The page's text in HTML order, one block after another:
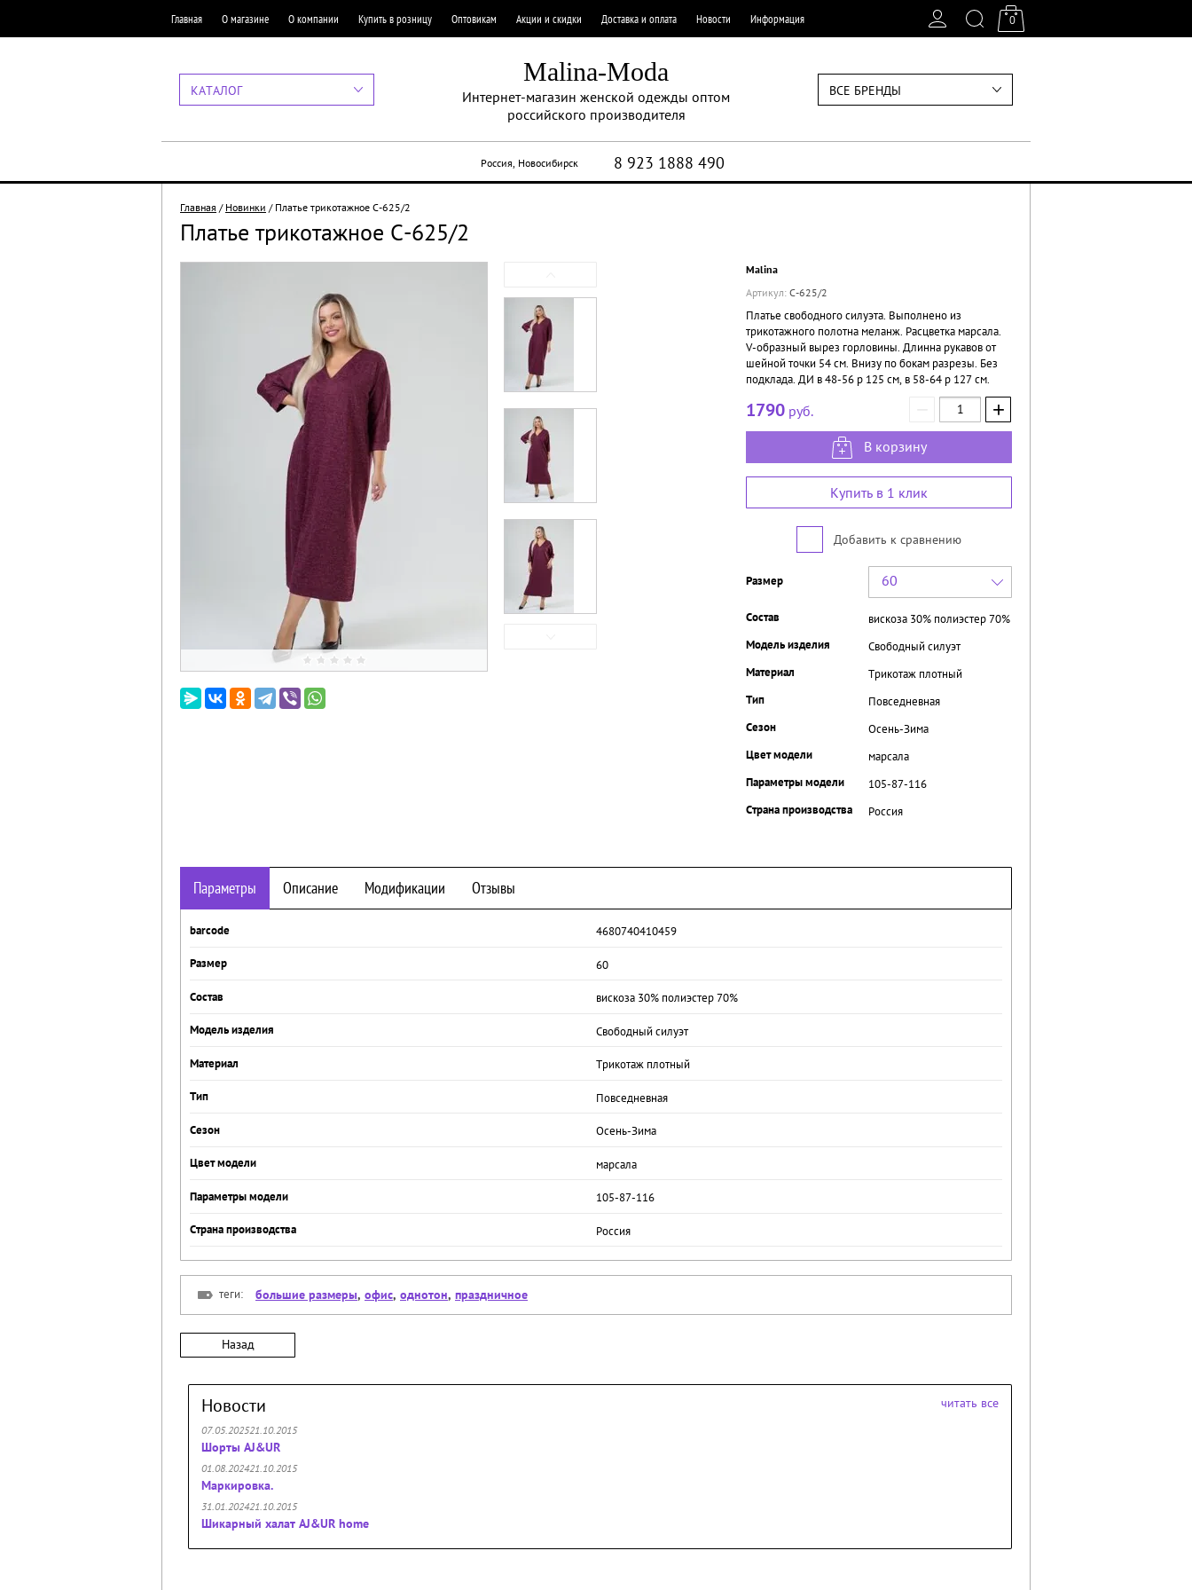
Главная О магазине О компании Купить в розницу Оптовикам Акции и скидки Доставка и оплата Новости Информация 0
КАТАЛОГ ВСЕ БРЕНДЫ
Malina-Moda
Интернет-магазин женской одежды оптом
российского производителя
Россия, Новосибирск 8 923 1888 490
Главная / Новинки / Платье трикотажное С-625/2
Платье трикотажное С-625/2
Malina
Артикул: С-625/2
Платье свободного силуэта. Выполнено из
трикотажного полотна меланж. Расцветка марсала.
V-образный вырез горловины. Длинна рукавов от
шейной точки 54 см. Внизу по бокам разрезы. Без
подклада. ДИ в 48-56 р 125 см, в 58-64 р 127 см.
1790 руб. +
В корзину
Купить в 1 клик
Добавить к сравнению
Размер 60
Состав
вискоза 30% полиэстер 70%
Модель изделия
Свободный силуэт
Материал
Трикотаж плотный
Тип
Повседневная
Сезон
Осень-Зима
Цвет модели
марсала
Параметры модели
105-87-116
Страна производства
Россия
Параметры Описание Модификации Отзывы
barcode 4680740410459
Размер 60
Состав вискоза 30% полиэстер 70%
Модель изделия Свободный силуэт
Материал Трикотаж плотный
Тип Повседневная
Сезон Осень-Зима
Цвет модели марсала
Параметры модели 105-87-116
Страна производства Россия
теги: большие размеры, офис, однотон, праздничное
Назад
Новости читать все
07.05.202521.10.2015
Шорты AJ&UR
01.08.202421.10.2015
Маркировка.
31.01.202421.10.2015
Шикарный халат AJ&UR home